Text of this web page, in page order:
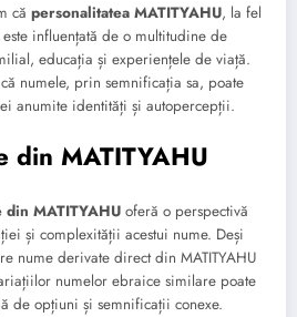
că personalitatea MATITYAHU, la fel
influențată de o multitudine de
educația și experiențele de viață.
numele, prin semnificația sa, poate
anumite identități și autopercepții.
din MATITYAHU
MATITYAHU oferă o perspectivă
și complexității acestui nume. Deși
nume derivate direct din MATITYAHU
numelor ebraice similare poate
de opțiuni și semnificații conexe.